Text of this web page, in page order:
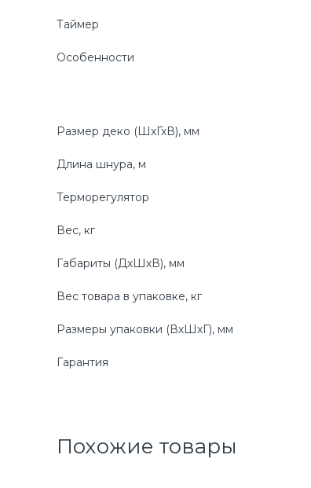
Таймер
Особенности
Размер деко (ШxГхВ), мм
Длина шнура, м
Терморегулятор
Вес, кг
Габариты (ДхШхВ), мм
Вес товара в упаковке, кг
Размеры упаковки (ВхШхГ), мм
Гарантия
Похожие товары